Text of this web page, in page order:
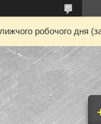
робочого дня